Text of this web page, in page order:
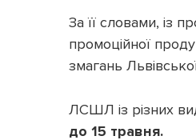
За її словами, із
промоційної
змагань
ЛСШЛ із різних
до 15 травня.